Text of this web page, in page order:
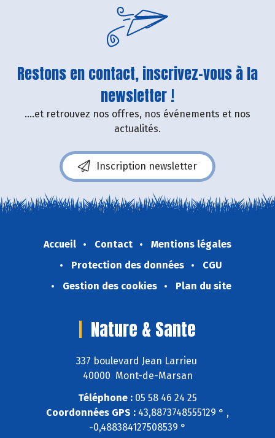
Restons en contact, inscrivez-vous à la
newsletter !
....et retrouvez nos offres, nos événements et nos
actualités.
Inscription newsletter
Accueil Contact
Mentions légales
Protection des données
CGU
Gestion des cookies
Plan du site
Nature & Sante
337 boulevard Jean Larrieu
40000 Mont-de-Marsan
Téléphone : 05 58 46 24 25
Coordonnées GPS : 43,8873748555129 ° ,
-0,488384127508539 °